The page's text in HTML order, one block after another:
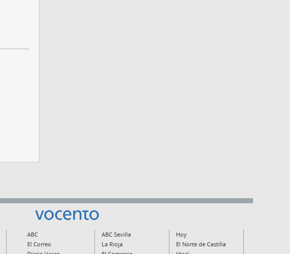
ABC ABC Sevilla
Hoy
El Correo
La Rioja
El Norte de Castilla